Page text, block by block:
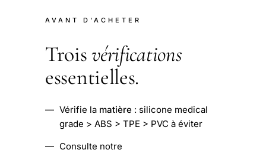
AVANT D'ACHETER
Troisvérifications
essentielles.
— Vérifie la matière : silicone medical
grade > ABS > TPE > PVC à éviter
— Consulte notre